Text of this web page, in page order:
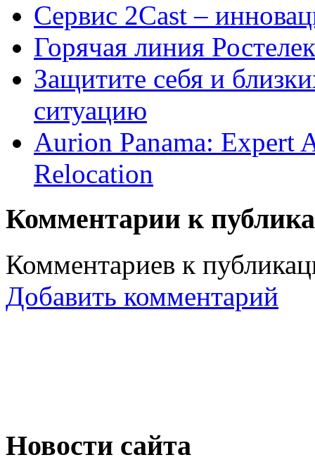
Сервис 2Cast –
Горячая линия
Защитите себя и
ситуацию
Aurion Panama: Expert
Relocation
Комментарии к
Комментариев к
Добавить комментарий
Новости сайта